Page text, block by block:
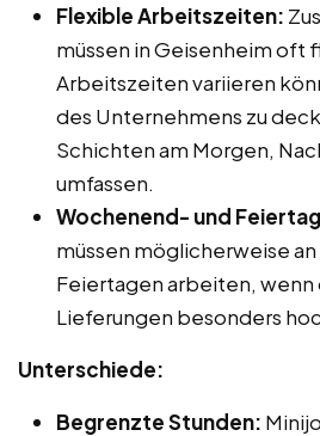
Flexible Arbeitszeiten:
müssen in Geisenheim oft
Arbeitszeiten variieren
des Unternehmens zu
Schichten am Morgen,
umfassen.
Wochenend- und
müssen möglicherweise
Feiertagen arbeiten, wenn
Lieferungen besonders
Unterschiede:
Begrenzte Stunden: